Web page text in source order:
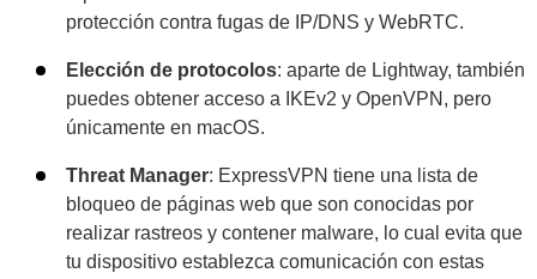
protección contra fugas de IP/DNS y WebRTC.
Elección de protocolos: aparte de Lightway, también
puedes obtener acceso a IKEv2 y OpenVPN, pero
únicamente en macOS.
Threat Manager: ExpressVPN tiene una lista de
bloqueo de páginas web que son conocidas por
realizar rastreos y contener malware, lo cual evita que
tu dispositivo establezca comunicación con estas